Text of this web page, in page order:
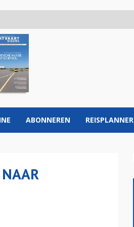
ABONNEREN REISPLANNER